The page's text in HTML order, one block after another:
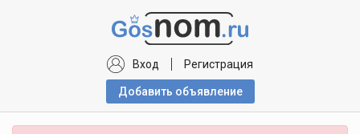
Вход Регистрация
Добавить объявлениe